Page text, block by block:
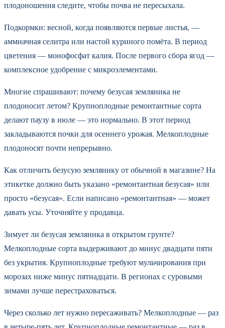
плодоношения следите, чтобы почва не пересыхала.
Подкормки: весной, когда появляются первые листья, —
аммиачная селитра или настой куриного помёта. В период
цветения — монофосфат калия. После первого сбора ягод —
комплексное удобрение с микроэлементами.
Многие спрашивают: почему безусая земляника не
плодоносит летом? Крупноплодные ремонтантные сорта
делают паузу в июле — это нормально. В этот период
закладываются почки для осеннего урожая. Мелкоплодные
плодоносят почти непрерывно.
Как отличить безусую землянику от обычной в магазине? На
этикетке должно быть указано «ремонтантная безусая» или
просто «безусая». Если написано «ремонтантная» — может
давать усы. Уточняйте у продавца.
Зимует ли безусая земляника в открытом грунте?
Мелкоплодные сорта выдерживают до минус двадцати пяти
без укрытия. Крупноплодные требуют мульчирования при
морозах ниже минус пятнадцати. В регионах с суровыми
зимами лучше перестраховаться.
Через сколько лет нужно пересаживать? Мелкоплодные — раз